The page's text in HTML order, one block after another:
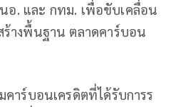
อ. และ กทม. เพื่อขับเคลื่อน
ร้างพื้นฐาน ตลาดคาร์บอน
คาร์บอนเครดิตที่ได้รับการร